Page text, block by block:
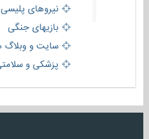
نیروهای پلیسی
بازیهای جنگی
سایت و وبلاگ ها
پزشکی و سلامتی